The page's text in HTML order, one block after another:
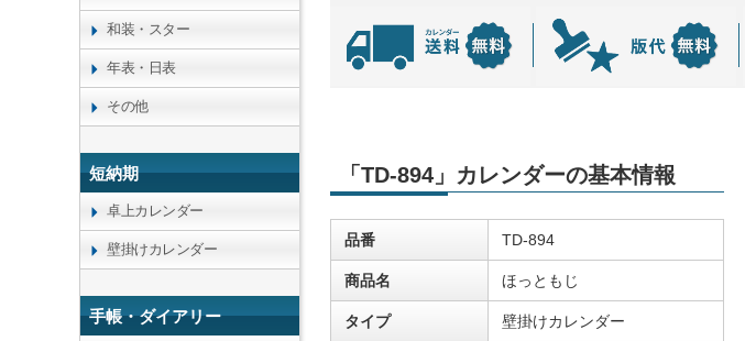
「TD-894」カレンダーの基本情報
品番 TD-894
商品名 ほっともじ
タイプ 壁掛けカレンダー
和装・スター
年表・日表
その他
短納期
卓上カレンダー
壁掛けカレンダー
手帳・ダイアリー